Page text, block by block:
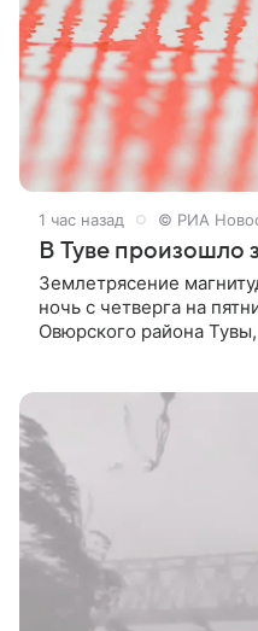
1 час назад © РИА
В Туве произошло
Землетрясение
ночь с четверга на
Овюрского района